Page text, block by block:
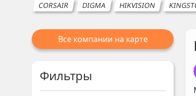
CORSAIR DIGMA HIKVISION
Все компании на карте
Фильтры